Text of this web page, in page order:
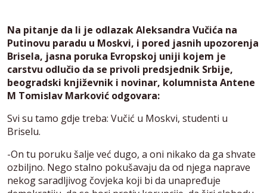
Na pitanje da li je odlazak Aleksandra Vučića na
Putinovu paradu u Moskvi, i pored jasnih upozorenja
Brisela, jasna poruka Evropskoj uniji kojem je
carstvu odlučio da se privoli predsjednik Srbije,
beogradski književnik i novinar, kolumnista Antene
M Tomislav Marković odgovara:
Svi su tamo gdje treba: Vučić u Moskvi, studenti u
Briselu.
-On tu poruku šalje već dugo, a oni nikako da ga shvate
ozbiljno. Nego stalno pokušavaju da od njega naprave
nekog saradljivog čovjeka koji bi da unapređuje